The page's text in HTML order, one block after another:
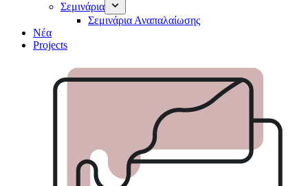
Σεμινάρια
Σεμινάρια Αναπαλαίωσης
Νέα
Projects